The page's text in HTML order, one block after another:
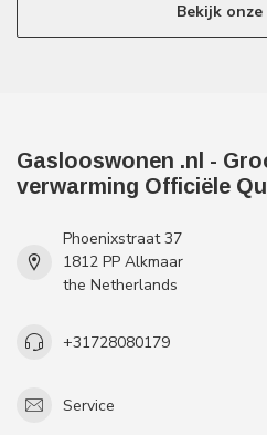
Bekijk
Gaslooswonen .nl -
verwarming Officiële
Phoenixstraat 37
1812 PP Alkmaar
the Netherlands
+31728080179
Service